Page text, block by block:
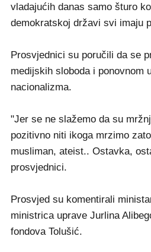
vladajućih danas samo šturo
demokratskoj državi svi imaju
Prosvjednici su poručili da se
medijskih sloboda i ponovnom
nacionalizma.
"Jer se ne slažemo da su
pozitivno niti ikoga mrzimo
musliman, ateist.. Ostavka,
prosvjednici.
Prosvjed su komentirali
ministrica uprave Jurlina
fondova Tolušić.